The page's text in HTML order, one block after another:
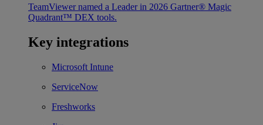
TeamViewer named a Leader in 2026 Gartner® Magic
Quadrant™ DEX tools.
Key integrations
Microsoft Intune
ServiceNow
Freshworks